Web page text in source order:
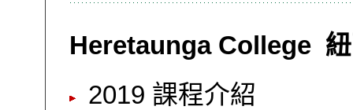
Heretaunga College
2019 課程介紹